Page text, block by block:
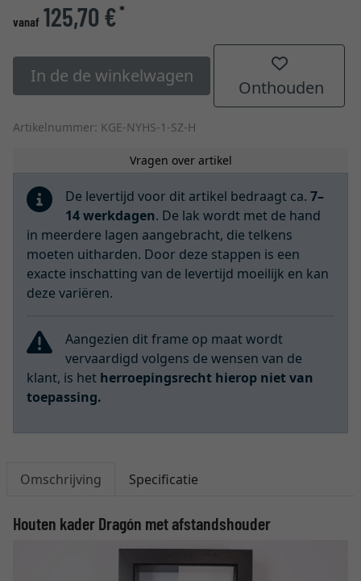
vanaf 125,70 €*
In de de winkelwagen
Onthouden
Artikelnummer: KGE-NYHS-1-SZ-H
Vragen over artikel
De levertijd voor dit artikel bedraagt ca. 7–
14 werkdagen. De lak wordt met de hand
in meerdere lagen aangebracht, die telkens
moeten uitharden. Door deze stappen is een
exacte inschatting van de levertijd moeilijk en kan
deze variëren.
Aangezien dit frame op maat wordt
vervaardigd volgens de wensen van de
klant, is het herroepingsrecht hierop niet van
toepassing.
Omschrijving Specificatie
Houten kader Dragón met afstandshouder